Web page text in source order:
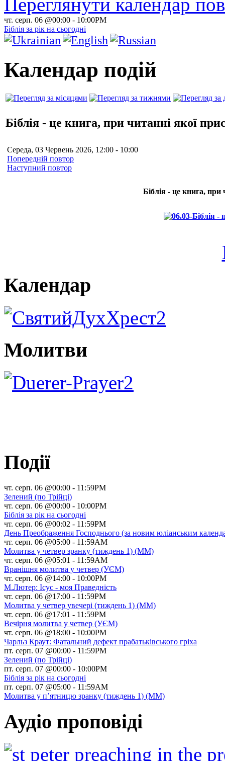
Переглянути календар
чт. серп. 06 @00:00 - 10:00PM
Біблія за рік на сьогодні
Календар подій
Біблія - це книга, при читанні якої
Середа, 03 Червень 2026, 12:00 - 10:00
Попередній повтор
Наступний повтор
Біблія - це книга,
Календар
Молитви
Події
чт. серп. 06 @00:00 - 11:59PM
Зелений (по Трійці)
чт. серп. 06 @00:00 - 10:00PM
Біблія за рік на сьогодні
чт. серп. 06 @00:02 - 11:59PM
День Преображення Господнього (за новим юліанським
чт. серп. 06 @05:00 - 11:59AM
Молитва у четвер зранку (тиждень 1) (ММ)
чт. серп. 06 @05:01 - 11:59AM
Вранішня молитва у четвер (УЄМ)
чт. серп. 06 @14:00 - 10:00PM
М.Лютер: Ісус - моя Праведність
чт. серп. 06 @17:00 - 11:59PM
Молитва у четвер увечері (тиждень 1) (ММ)
чт. серп. 06 @17:01 - 11:59PM
Вечірня молитва у четвер (УЄМ)
чт. серп. 06 @18:00 - 10:00PM
Чарльз Краут: Фатальний дефект прабатьківського гріха
пт. серп. 07 @00:00 - 11:59PM
Зелений (по Трійці)
пт. серп. 07 @00:00 - 10:00PM
Біблія за рік на сьогодні
пт. серп. 07 @05:00 - 11:59AM
Молитва у п’ятницю зранку (тиждень 1) (ММ)
Аудіо проповіді